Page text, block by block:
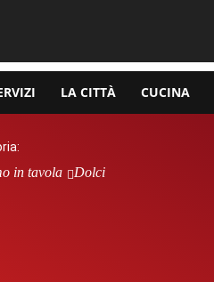
LA CITTÀ CUCINA
in tavola Dolci